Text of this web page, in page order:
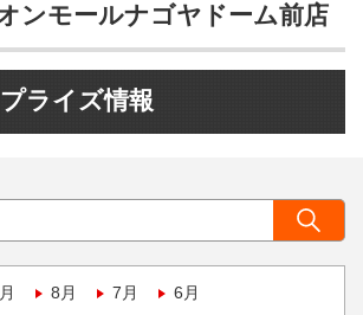
ンモールナゴヤドーム前店
ライズ情報
8月 7月 6月